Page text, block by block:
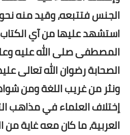
استشهد عليها من آي الكتاب
المصطفى صلى الله عليه
الصحابة رضوان الله تعالى
ونثر من غريب اللغة ومن
إختلاف العلماء في مذاهب
العربية، ما كان معه غاية من